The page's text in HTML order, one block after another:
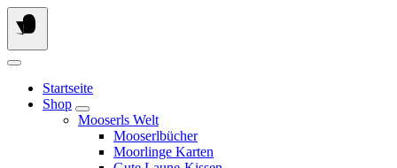
Springe
zum
Inhalt
Startseite
Shop
Mooserls Welt
Mooserlbücher
Moorlinge Karten